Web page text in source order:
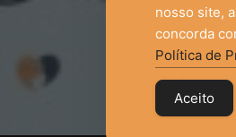
Entre em
nosso site,
concorda
Política de
Aceito